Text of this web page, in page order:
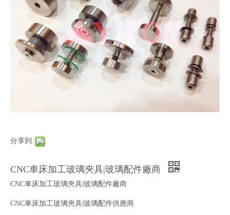
分享到:
CNC車床加工玻璃夾具|玻璃配件廠商
CNC車床加工玻璃夾具|玻璃配件廠商
CNC車床加工玻璃夾具|玻璃配件供應商